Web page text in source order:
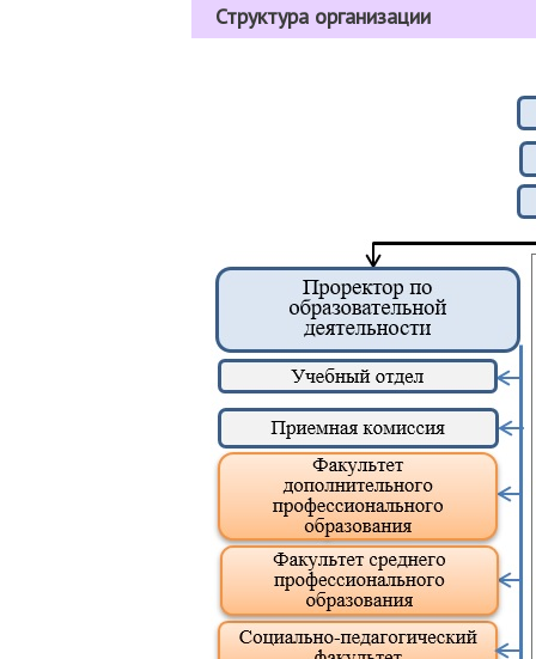
Структура организации